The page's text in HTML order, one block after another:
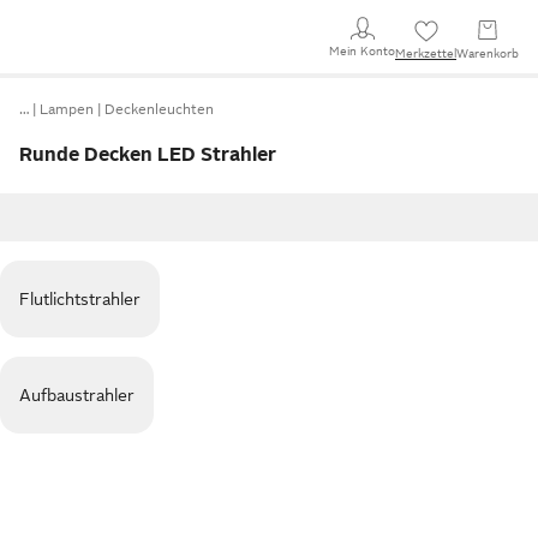
Mein KontoMerkzettel Warenkorb
… Lampen Deckenleuchten
Runde Decken LED Strahler
Flutlichtstrahler
Aufbaustrahler